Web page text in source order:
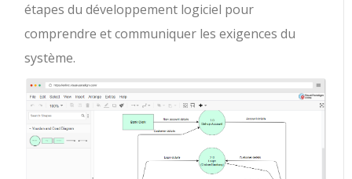
étapes du développement logiciel pour
comprendre et communiquer les exigences du
système.